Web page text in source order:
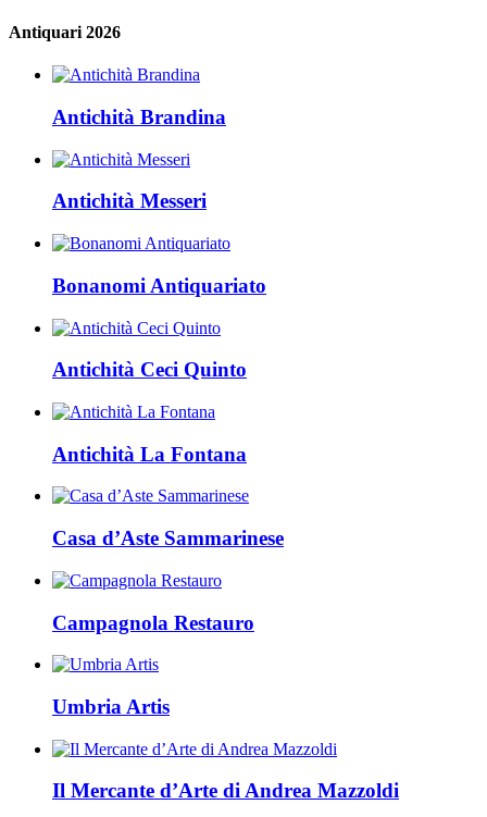
Antiquari 2026
Antichità Brandina
Antichità Messeri
Bonanomi Antiquariato
Antichità Ceci Quinto
Antichità La Fontana
Casa d’Aste Sammarinese
Campagnola Restauro
Umbria Artis
Il Mercante d’Arte di Andrea Mazzoldi